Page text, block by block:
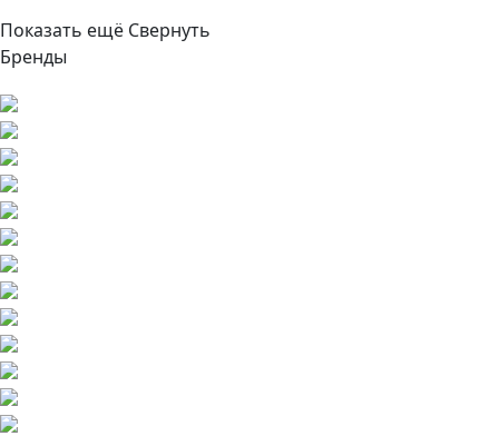
Показать ещё Свернуть
Бренды